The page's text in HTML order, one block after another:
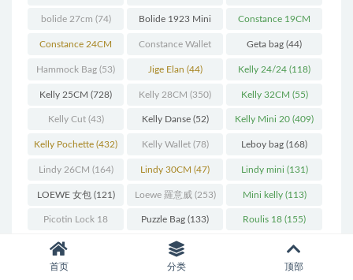
bolide 27cm (74) Bolide 1923 Mini
(93)
Constance 19CM
(571)
Constance 24CM
(216)
Constance Wallet
(60)
Geta bag (44)
Hammock Bag (53) Jige Elan (44) Kelly 24/24 (118)
Kelly 25CM (728) Kelly 28CM (350) Kelly 32CM (55)
Kelly Cut(43) Kelly Danse(52) Kelly Mini 20 (409)
Kelly Pochette (432) Kelly Wallet(78) Leboy bag (168)
Lindy 26CM (164) Lindy 30CM (47) Lindy mini (131)
LOEWE 女包(121) Loewe 羅意威(253) Mini kelly(113)
Picotin Lock 18 Puzzle Bag (133) Roulis 18 (155)
Vanity case bag Verrou 17 (55)
Woc Wallet ysl niki bag 愛馬仕 拖鞋(121)
首页 分类 顶部